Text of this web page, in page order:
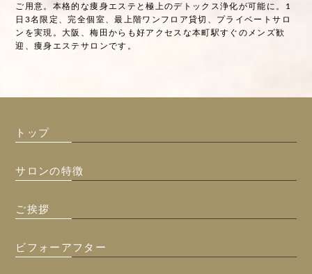
ご用意。本格的な痩身エステと極上のデトックス浄化が可能に。1
日3名限定、完全個室、最上階ワンフロア貸切、プライベートサロ
ンを実現。大阪、梅田からも好アクセスな本町駅すぐのメンズ歓
迎、痩身エステサロンです。
トップ
サロンの特徴
ご挨拶
ビフォーアフター